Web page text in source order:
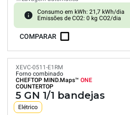
Consumo em kWh: 21,7 kWh/dia
Emissões de CO2: 0 kg CO2/dia
COMPARAR
XEVC-0511-E1RM
Forno combinado
CHEFTOP MIND.Maps™ ONE
COUNTERTOP
5 GN 1/1 bandejas
Elétrico